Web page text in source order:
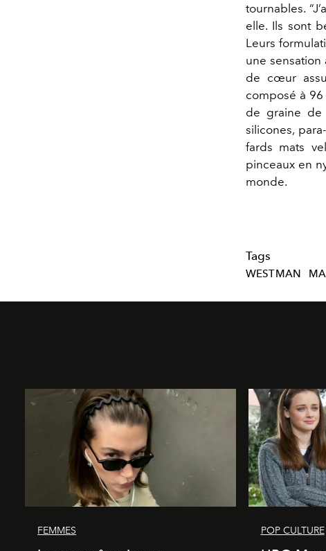
tournables.
elle. Ils sont
Leurs
une sensation
de cœur
composé à
de graine de
silicones,
fards mats
pinceaux en
monde.
Tags
WESTMAN
FEMMES POP CULTURE